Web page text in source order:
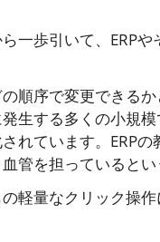
一歩引いて、ERP
順序で変更できる
生する多くの小規
れています。ERP
管を担っているとい
軽量なクリック操